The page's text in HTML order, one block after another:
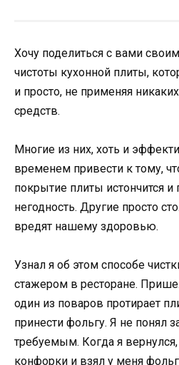
Хочу поделиться с вами
чистоты кухонной плиты,
и просто, не применяя
средств.
Многие из них, хоть и
временем привести к тому,
покрытие плиты истончится и
негодность. Другие просто
вредят нашему здоровью.
Узнал я об этом способе
стажером в ресторане.
один из поваров протирает
принести фольгу. Я не понял
требуемым. Когда я
конфорки и взял у меня